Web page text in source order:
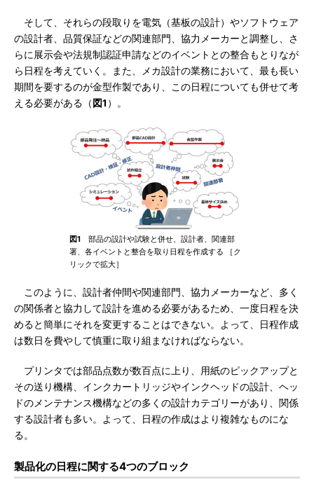
そして、それらの段取りを電気（基板の設計）やソフトウェア
の設計者、品質保証などの関連部門、協力メーカーと調整し、さ
らに展示会や法規制認証申請などのイベントとの整合もとりなが
ら日程を考えていく。また、メカ設計の業務において、最も長い
期間を要するのが金型作製であり、この日程についても併せて考
える必要がある（ 図1 ）。
図1 部品の設計や試験と併せ、設計者、関連部
署、各イベントと整合を取り日程を作成する ［ク
リックで拡大］
このように、設計者仲間や関連部門、協力メーカーなど、多く
の関係者と協力して設計を進める必要があるため、一度日程を決
めると簡単にそれを変更することはできない。よって、日程作成
は数日を費やして慎重に取り組まなければならない。
プリンタでは部品点数が数百点に上り、用紙のピックアップと
その送り機構、インクカートリッジやインクヘッドの設計、ヘッ
ドのメンテナンス機構などの多くの設計カテゴリーがあり、関係
する設計者も多い。よって、日程の作成はより複雑なものにな
る。
製品化の日程に関する4つのブロック